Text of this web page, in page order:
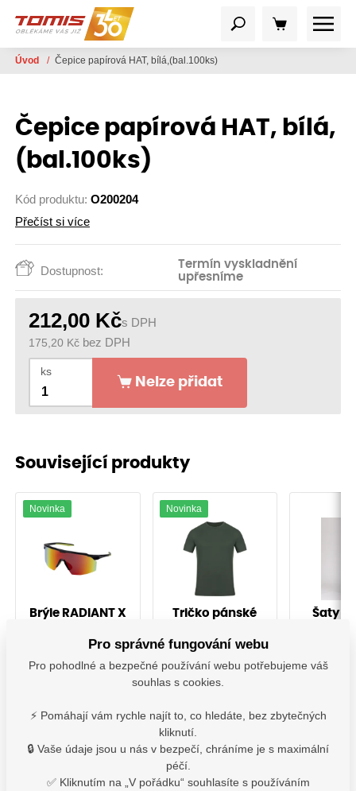
Úvod / Čepice papírová HAT, bílá,(bal.100ks)
Čepice papírová HAT, bílá,
(bal.100ks)
Kód produktu: O200204
Přečíst si více
Dostupnost:
Termín vyskladnění
upřesníme
212,00 Kčs DPH
175,20 Kč bez DPH
ks
Nelze přidat
Související produkty
Novinka
Brýle RADIANT X
605,00Kč
Novinka
Tričko pánské
khaki
335,20Kč
Šaty
Pro správné fungování webu
Pro pohodlné a bezpečné používání webu potřebujeme váš
souhlas s cookies.
⚡ Pomáhají vám rychle najít to, co hledáte, bez zbytečných
kliknutí.
🔒 Vaše údaje jsou u nás v bezpečí, chráníme je s maximální
péčí.
✅ Kliknutím na „V pořádku“ souhlasíte s používáním